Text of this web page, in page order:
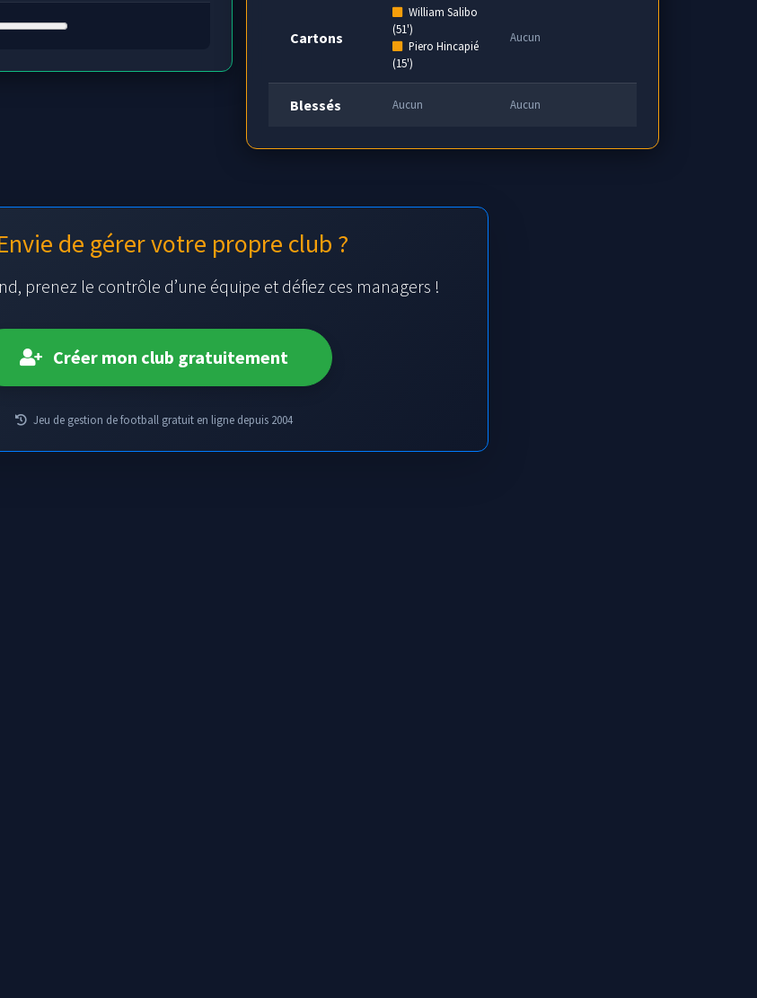
Cartons
William Salibo
(51')
Piero Hincapié
(15')
Aucun
Blessés Aucun Aucun
de gérer votre propre club ?
prenez le contrôle d’une équipe et défiez ces managers !
Créer mon club gratuitement
Jeu de gestion de football gratuit en ligne depuis 2004